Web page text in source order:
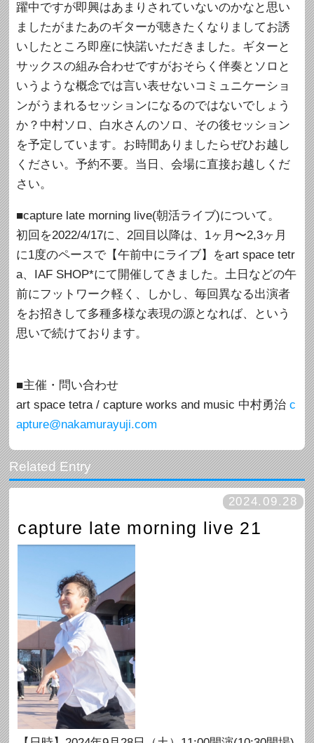
躍中ですが即興はあまりされていないのかなと思い
ましたがまたあのギターが聴きたくなりましてお誘
いしたところ即座に快諾いただきました。ギターと
サックスの組み合わせですがおそらく伴奏とソロと
いうような概念では言い表せないコミュニケーショ
ンがうまれるセッションになるのではないでしょう
か？中村ソロ、白水さんのソロ、その後セッション
を予定しています。お時間ありましたらぜひお越し
ください。予約不要。当日、会場に直接お越しくだ
さい。
■capture late morning live(朝活ライブ)について。
初回を2022/4/17に、2回目以降は、1ヶ月〜2,3ヶ月
に1度のペースで【午前中にライブ】をart space tetr
a、IAF SHOP*にて開催してきました。土日などの午
前にフットワーク軽く、しかし、毎回異なる出演者
をお招きして多種多様な表現の源となれば、という
思いで続けております。
■主催・問い合わせ
art space tetra / capture works and music 中村勇治c
apture@nakamurayuji.com
2024.09.28
capture late morning live 21